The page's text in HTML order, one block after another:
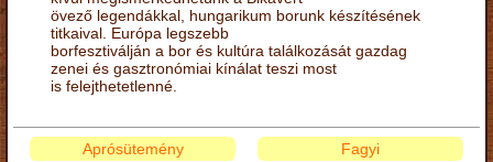
övező legendákkal, hungarikum borunk készítésének
titkaival. Európa legszebb
borfesztiválján a bor és kultúra találkozását gazdag
zenei és gasztronómiai kínálat teszi most
is felejthetetlenné.
Aprósütemény
Fagyi